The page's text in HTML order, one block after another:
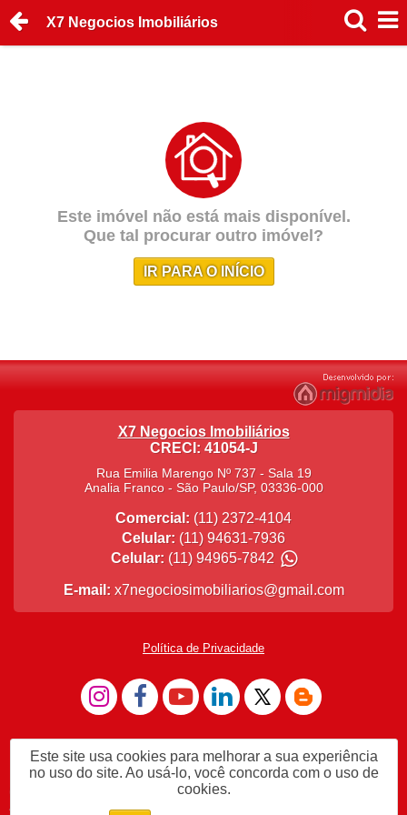
X7 Negocios Imobiliários
Este imóvel não está mais disponível.
Que tal procurar outro imóvel?
IR PARA O INÍCIO
Me Chame no WhatsApp
X7 Negocios Imobiliários
CRECI: 41054-J
Rua Emilia Marengo Nº 737 - Sala 19
Analia Franco- São Paulo/SP, 03336-000
Comercial: (11) 2372-4104
Celular: (11) 94631-7936
Celular: (11) 94965-7842
E-mail: x7negociosimobiliarios@gmail.com
Política de Privacidade
Este site usa cookies para melhorar a sua experiência
no uso do site. Ao usá-lo, você concorda com o uso de
cookies.